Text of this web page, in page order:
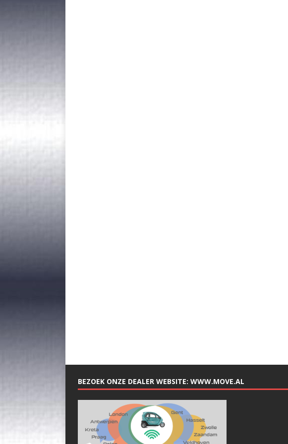
BEZOEK ONZE DEALER WEBSITE: WWW.MOVE.AL